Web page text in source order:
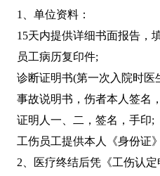
1、单位资料：
15天内提供详细书面报告，
员工病历复印件;
诊断证明书(第一次入院时医
事故说明书，伤者本人签名
证明人一、二，签名，手印;
工伤员工提供本人《身份证
2、医疗终结后凭《工伤认